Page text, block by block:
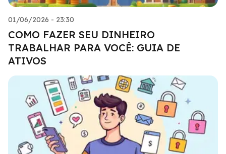
01/06/2026 - 23:30
COMO FAZER SEU DINHEIRO
TRABALHAR PARA VOCÊ: GUIA DE
ATIVOS